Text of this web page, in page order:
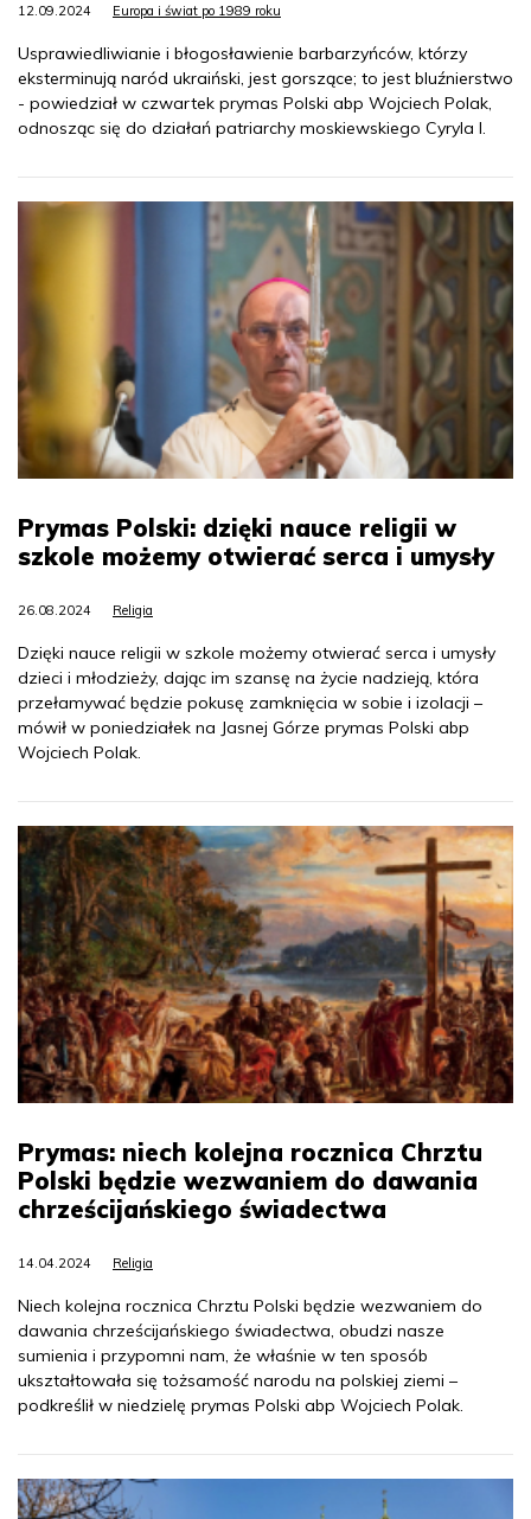
12.09.2024 Europa i świat po 1989 roku
Usprawiedliwianie i błogosławienie barbarzyńców, którzy
eksterminują naród ukraiński, jest gorszące; to jest bluźnierstwo
- powiedział w czwartek prymas Polski abp Wojciech Polak,
odnosząc się do działań patriarchy moskiewskiego Cyryla I.
Prymas Polski: dzięki nauce religii w
szkole możemy otwierać serca i umysły
26.08.2024 Religia
Dzięki nauce religii w szkole możemy otwierać serca i umysły
dzieci i młodzieży, dając im szansę na życie nadzieją, która
przełamywać będzie pokusę zamknięcia w sobie i izolacji –
mówił w poniedziałek na Jasnej Górze prymas Polski abp
Wojciech Polak.
Prymas: niech kolejna rocznica Chrztu
Polski będzie wezwaniem do dawania
chrześcijańskiego świadectwa
14.04.2024 Religia
Niech kolejna rocznica Chrztu Polski będzie wezwaniem do
dawania chrześcijańskiego świadectwa, obudzi nasze
sumienia i przypomni nam, że właśnie w ten sposób
ukształtowała się tożsamość narodu na polskiej ziemi –
podkreślił w niedzielę prymas Polski abp Wojciech Polak.